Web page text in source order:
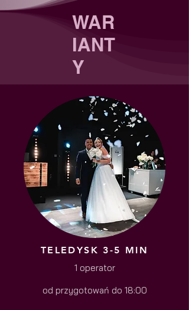
WAR
IANT
Y
TELEDYSK 3-5 MIN
1 operator
od przygotowań do 18:00